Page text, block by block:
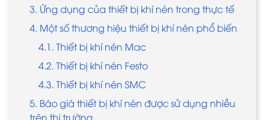
3. Ứng dụng của thiết bị khí nén trong thực tế
4. Một số thương hiệu thiết bị khí nén phổ biến
4.1. Thiết bị khí nén Mac
4.2. Thiết bị khí nén Festo
4.3. Thiết bị khí nén SMC
5. Báo giá thiết bị khí nén được sử dụng nhiều
trên thị trường